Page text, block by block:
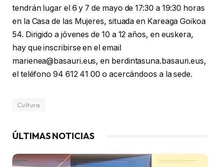
tendrán lugar el 6 y 7 de mayo de 17:30 a 19:30 horas
en la Casa de las Mujeres, situada en Kareaga Goikoa
54. Dirigido a jóvenes de 10 a 12 años, en euskera,
hay que inscribirse en el email
marienea@basauri.eus, en berdintasuna.basauri.eus,
el teléfono 94 612 41 00 o acercándoos a la sede.
Cultura
ÚLTIMAS NOTICIAS